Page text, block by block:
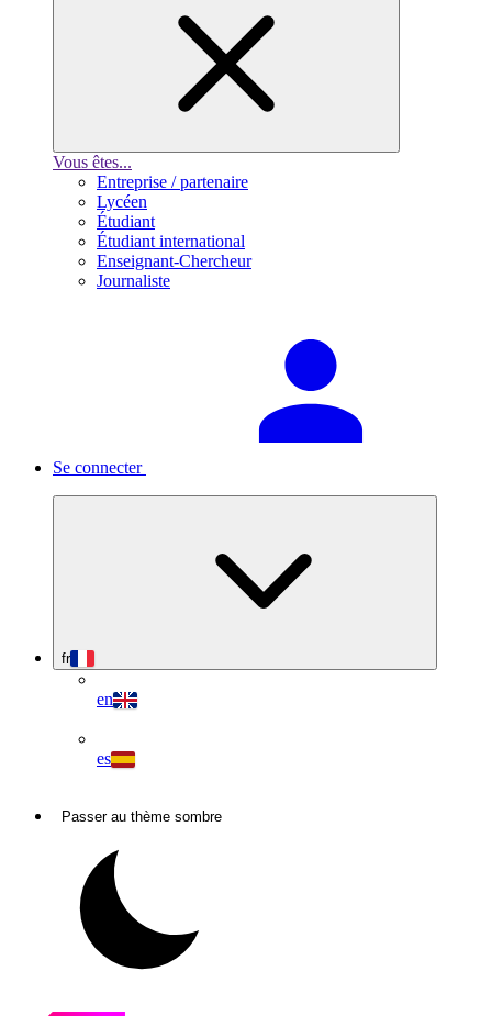
Vous êtes...
Entreprise / partenaire
Lycéen
Étudiant
Étudiant international
Enseignant-Chercheur
Journaliste
Se connecter
fr
en
es
Passer au thème sombre